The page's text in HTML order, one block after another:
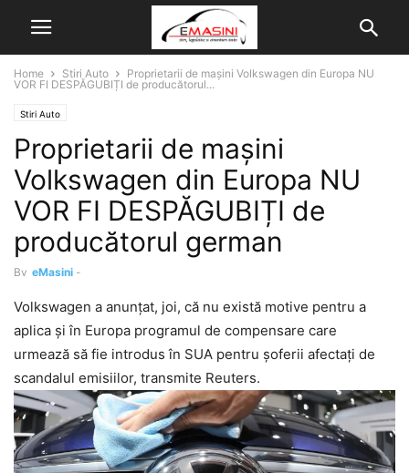
Home Stiri Auto
Proprietarii de mașini Volkswagen din Europa NU
VOR FI DESPĂGUBIȚI de producătorul...
Stiri Auto
Proprietarii de mașini
Volkswagen din Europa NU
VOR FI DESPĂGUBIȚI de
producătorul german
By eMasini -
Volkswagen a anunțat, joi, că nu există motive pentru a
aplica și în Europa programul de compensare care
urmează să fie introdus în SUA pentru șoferii afectați de
scandalul emisiilor, transmite Reuters.